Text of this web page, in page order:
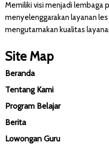
Memiliki visi menjadi lembaga
menyelenggarakan layanan
mengutamakan kualitas
Site Map
Beranda
Tentang Kami
Program Belajar
Berita
Lowongan Guru